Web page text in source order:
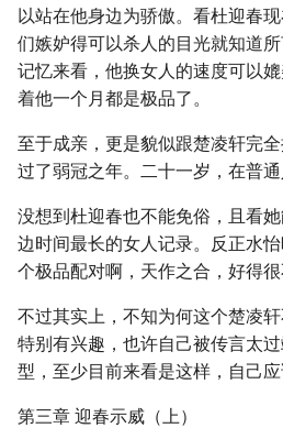
以站在他身边为骄傲。看杜迎春
们嫉妒得可以杀人的目光就知道
记忆来看，他换女人的速度可以
着他一个月都是极品了。
至于成亲，更是貌似跟楚凌轩完
过了弱冠之年。二十一岁，在普通
没想到杜迎春也不能免俗，且看
边时间最长的女人记录。反正水
个极品配对啊，天作之合，好得很
不过其实上，不知为何这个楚凌
特别有兴趣，也许自己被传言太
型，至少目前来看是这样，自己应
第三章 迎春示威（上）